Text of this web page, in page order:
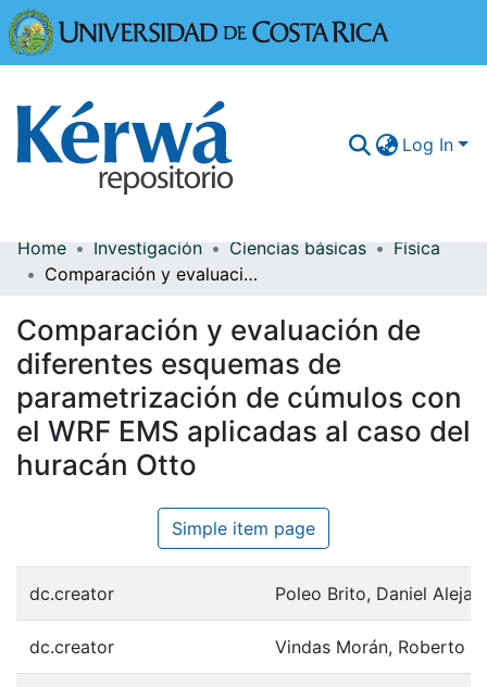
Log In
Communities & Collections
Browse Kérwá
Statistics
Home Investigación Ciencias básicas
Física
Comparación y evaluación de diferentes esquemas de parametrización de cúmulos con el WRF EMS aplicadas al caso del huracán Otto
Comparación y evaluación de
diferentes esquemas de
parametrización de cúmulos con
el WRF EMS aplicadas al caso del
huracán Otto
Simple item page
dc.creator Poleo Brito, Daniel
dc.creator Vindas Morán, Roberto